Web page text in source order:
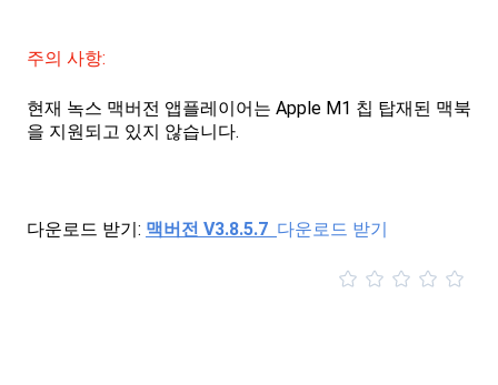
주의 사항:
현재 녹스 맥버전 앱플레이어는 Apple M1 칩 탑재된 맥북
을 지원되고 있지 않습니다.
다운로드 받기: 맥버전 V3.8.5.7 다운로드 받기